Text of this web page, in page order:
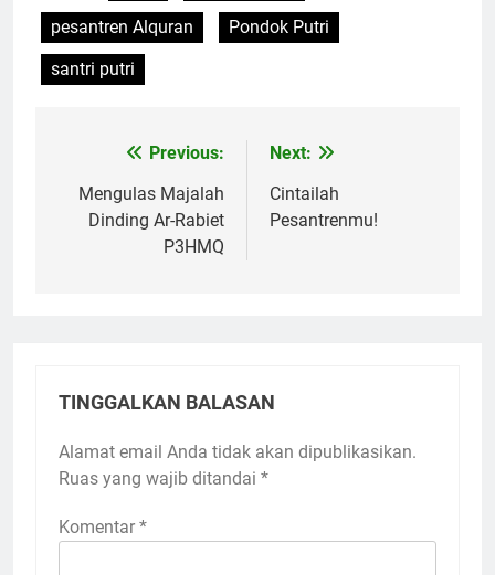
pesantren Alquran
Pondok Putri
santri putri
Navigasi
pos
Previous:
Mengulas Majalah
Dinding Ar-Rabiet
P3HMQ
Next:
Cintailah
Pesantrenmu!
TINGGALKAN BALASAN
Alamat email Anda tidak akan dipublikasikan.
Ruas yang wajib ditandai *
Komentar *